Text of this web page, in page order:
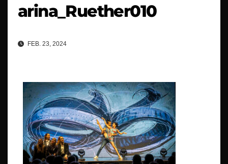
arina_Ruether010
FEB. 23, 2024